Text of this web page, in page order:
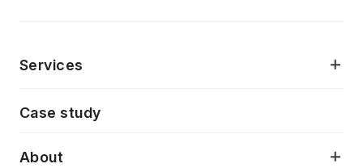
Services
AI駆動開発支援
Case study
About